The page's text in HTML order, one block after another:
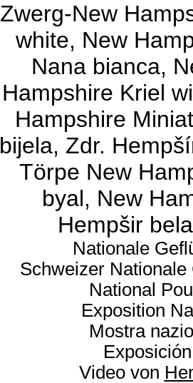
Zwerg-New
white, New
Nana bianca,
Hampshire Kriel
Hampshire
bijela, Zdr.
Törpe New
byal, New
Hempšir
Nationale
Schweizer
National
Exposition
Mostra
Video von